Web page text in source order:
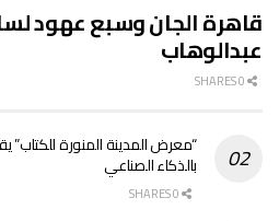
قاهرة الجان وسبع عهود
عبدالوهاب
“معرض المدينة المنورة للكتاب”
بالذكاء الصناعي